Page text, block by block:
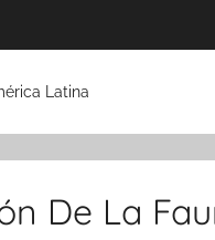
Latina
De La